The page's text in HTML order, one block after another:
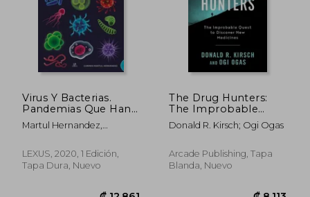
₡
Virus Y Bacterias.
Pandemias Que Han
Asolado El Mundo
Martul Hernandez,
LEXUS, 2020, 1 Edición,
Tapa Dura, Nuevo
The Drug Hunters:
The Improbable
Quest to Discover
new Medicines (en
Donald R. Kirsch; Ogi Ogas
Arcade Publishing, Tapa
Blanda, Nuevo